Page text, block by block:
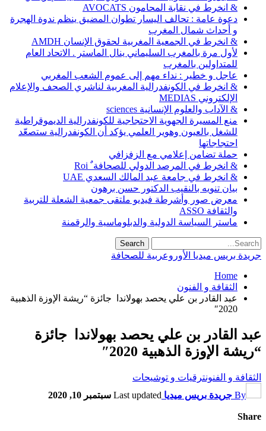
& انخرط في نقابة المحامون AVOCATS
دعوة عامة : تحالف اليسار تطوان المضيق ينظم ندوة الهجرة
و أحداث شمال المغرب
& انخرط في الجمعية المغربية لحقوق الإنسان AMDH
لأول مرة بالمغرب السليماني ينال الماستر . الاتحاد العام
للمتداولين بالمغرب
عاجل و خطير : نداء مهم إلى عموم الشعب المغربي
& انخرط في الكونفدرالية المغربية لناشري الصحف والإعلام
الإلكتروني MEDIAS
& الآداب والعلوم الإنسانية sciences
منع المسيرة الجهوية الاحتجاجية للكونفدرالية الديموقراطية
للشغل بالعيون وهوير العلمي يؤكد أن الكونفدرالية ستصعّد
احتجاجاتها
حملة تضامن إعلامي مع الزفزافي
& انخرط في المرصد الدولي للصحافة ٌ Roi
& انخرط في جامعة عبد المالك السعدي UAE
بيان تنويه بالنقيب الدكتور حسن برهون
معرض صور وأشرطة فيديو ملتقى جمعية الشعلة للتربية
والثقافة ASSO
ماستر السياسة الدولية والدبلوماسية والرقمنة
جريدة بريس ميديا الأوروعربية للصحافة
Home
الثقافة و الفنون
عبد القادر بن علي يحصد بهولاندا جائزة “ريشة الإوزة الذهبية
2020″
عبد القادر بن علي يحصد بهولاندا جائزة
“ريشة الإوزة الذهبية 2020″
الثقافة و الفنونترقيات و توشيحات
By جريدة بريس ميديا Last updated سبتمبر 10, 2020
Share